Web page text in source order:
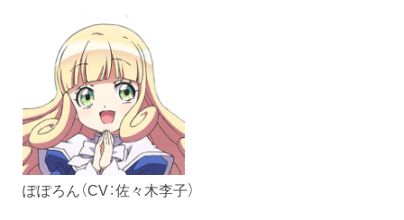
ぽぽろん（CV：佐々木李子）